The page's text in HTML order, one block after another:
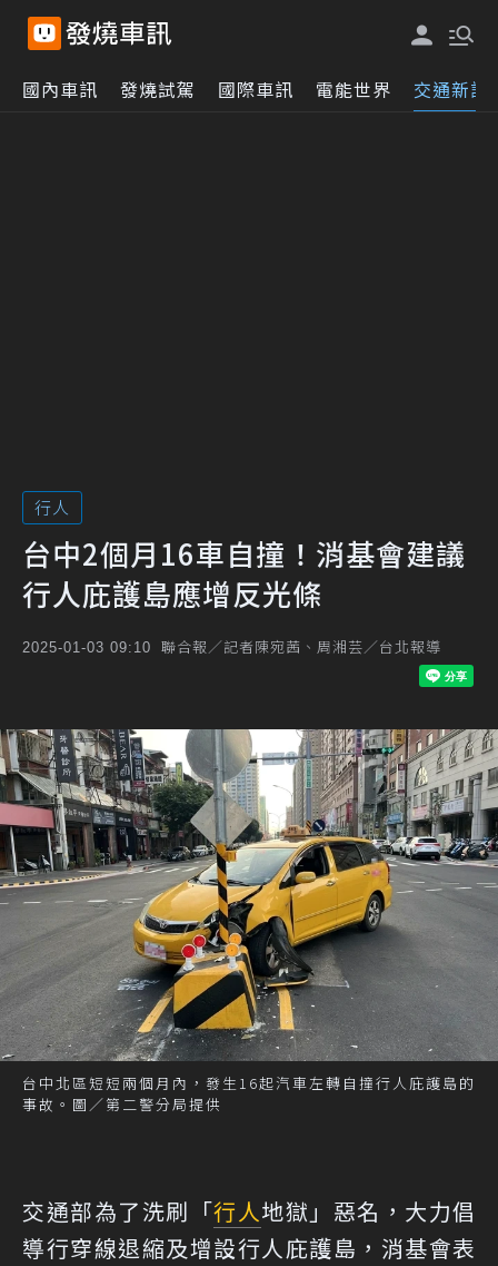
國內車訊 發燒試駕 國際車訊 電能世界 交通新訊
行人
台中2個月16車自撞！消基會建議
行人庇護島應增反光條
2025-01-03 09:10 聯合報／記者陳宛茜、周湘芸／台北報導
台中北區短短兩個月內，發生16起汽車左轉自撞行人庇護島的
事故。圖／第二警分局提供
交通部為了洗刷「行人地獄」惡名，大力倡
導行穿線退縮及增設行人庇護島，消基會表